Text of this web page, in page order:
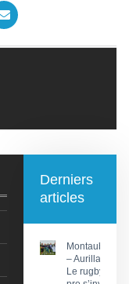
Derniers
articles
Montauban
– Aurillac :
Le rugby